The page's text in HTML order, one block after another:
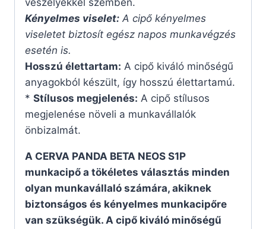
Kényelmes viselet: A cipő kényelmes
viseletet biztosít egész napos munkavégzés
esetén is.
Hosszú élettartam: A cipő kiváló minőségű
anyagokból készült, így hosszú élettartamú.
* Stílusos megjelenés: A cipő stílusos
megjelenése növeli a munkavállalók
önbizalmát.
A CERVA PANDA BETA NEOS S1P
munkacipő a tökéletes választás minden
olyan munkavállaló számára, akiknek
biztonságos és kényelmes munkacipőre
van szükségük. A cipő kiváló minőségű